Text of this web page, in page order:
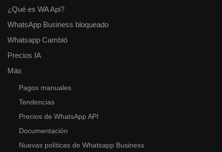
¿Qué es WA Api?
WhatsApp Business bloqueado
Whatsapp Cambió
Precios IA
Más
Pagos manuales
Tendencias
Precios de WhatsApp API
Documentación
Nuevas políticas de Whatsapp Business